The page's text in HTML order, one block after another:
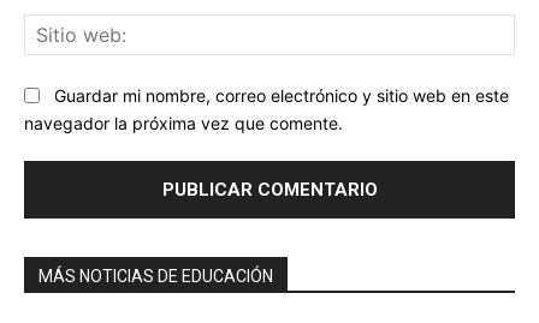
Guardar mi nombre, correo electrónico y sitio web en este
navegador la próxima vez que comente.
MÁS NOTICIAS DE EDUCACIÓN